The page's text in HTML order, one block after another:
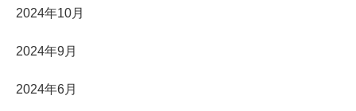
2024年10月
2024年9月
2024年6月